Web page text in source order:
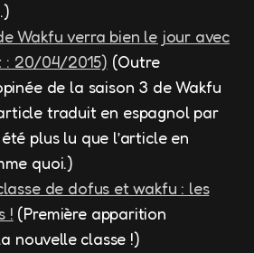
Wakfu verra bien le jour avec
: 20/04/2015) (Outre
de la saison 3 de Wakfu
traduit en espagnol par
plus lu que l’article en
quoi.)
de dofus et wakfu : les
! (Première apparition
nouvelle classe !)